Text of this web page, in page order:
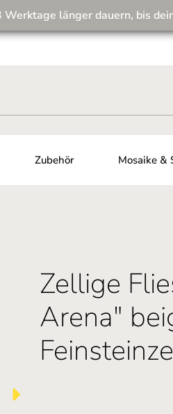
fit für die Zukunft! 💪
länger dauern, bis
Zubehör Mosaike &
Zellige
Arena"